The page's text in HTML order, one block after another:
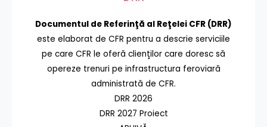
Documentul de Referinţă al Reţelei CFR (DRR)
este elaborat de CFR pentru a descrie serviciile
pe care CFR le oferă clienţilor care doresc să
opereze trenuri pe infrastructura feroviară
administrată de CFR.
DRR 2026
DRR 2027 Proiect